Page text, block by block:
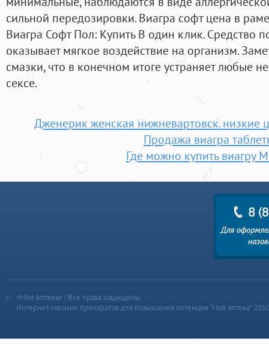
сильной передозировки. Виагра софт цена в
Виагра Софт Пол: Купить В один клик. Средство
оказывает мягкое воздействие на организм.
смазки, что в конечном итоге устраняет любые
сексе.
Дженерик женская нижневартовск. низкие
Продажа виагра
Где можно купить виагру
«Моя Аптека» | Все права защищены
Интернет-магазин препаратов для повышения потенции “Моя аптека”